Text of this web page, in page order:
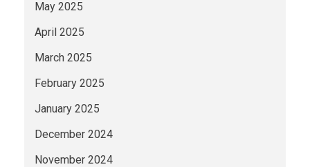
May 2025
April 2025
March 2025
February 2025
January 2025
December 2024
November 2024